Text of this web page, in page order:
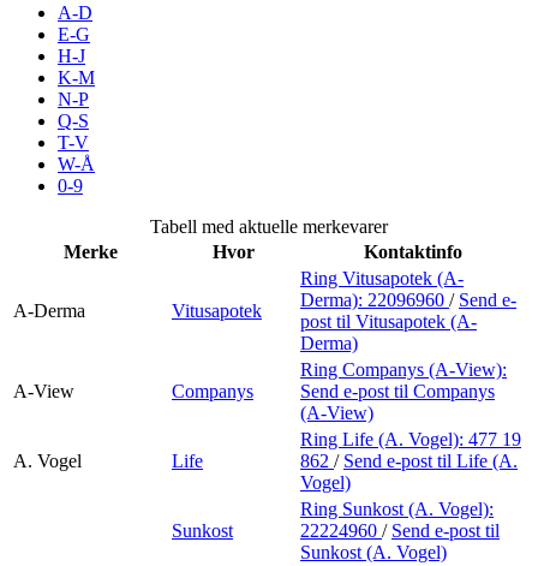
Merker
Inspirasjon
Søk
Åpningstider
Praktisk informasjon
Magasin
A-D
E-G
H-J
K-M
N-P
Q-S
T-V
W-Å
0-9
Tabell med aktuelle merkevarer
Merke
Hvor Kontaktinfo
A-Derma Vitusapotek
Ring Vitusapotek (A-
Derma): 22096960 / Send e-
post til Vitusapotek (A-
Derma)
A-View Companys
Ring Companys (A-View):
Send e-post til Companys
(A-View)
A. Vogel Life
Ring Life (A. Vogel): 477 19
862 / Send e-post til Life (A.
Vogel)
Sunkost
Ring Sunkost (A. Vogel):
22224960 / Send e-post til
Sunkost (A. Vogel)